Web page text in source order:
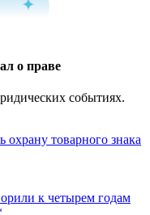
о праве
событиях.
товарного знака
к четырем годам